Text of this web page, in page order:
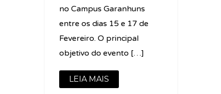
no Campus Garanhuns
entre os dias 15 e 17 de
Fevereiro. O principal
objetivo do evento […]
LEIA MAIS